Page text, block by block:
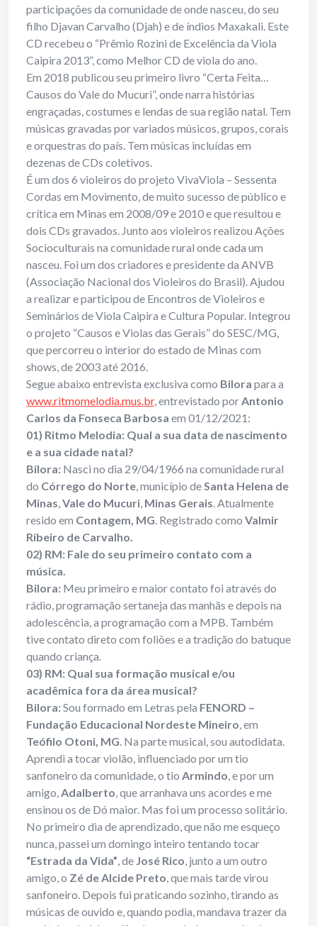
participações da comunidade de onde nasceu, do seu
filho Djavan Carvalho (Djah) e de índios Maxakali. Este
CD recebeu o “Prêmio Rozini de Excelência da Viola
Caipira 2013”, como Melhor CD de viola do ano.
Em 2018 publicou seu primeiro livro “Certa Feita…
Causos do Vale do Mucuri”, onde narra histórias
engraçadas, costumes e lendas de sua região natal. Tem
músicas gravadas por variados músicos, grupos, corais
e orquestras do país. Tem músicas incluídas em
dezenas de CDs coletivos.
É um dos 6 violeiros do projeto VivaViola – Sessenta
Cordas em Movimento, de muito sucesso de público e
crítica em Minas em 2008/09 e 2010 e que resultou e
dois CDs gravados. Junto aos violeiros realizou Ações
Socioculturais na comunidade rural onde cada um
nasceu. Foi um dos criadores e presidente da ANVB
(Associação Nacional dos Violeiros do Brasil). Ajudou
a realizar e participou de Encontros de Violeiros e
Seminários de Viola Caipira e Cultura Popular. Integrou
o projeto “Causos e Violas das Gerais” do SESC/MG,
que percorreu o interior do estado de Minas com
shows, de 2003 até 2016.
Segue abaixo entrevista exclusiva como Bilora para a
www.ritmomelodia.mus.br, entrevistado porAntonio
Carlos da Fonseca Barbosa em 01/12/2021:
01) Ritmo Melodia: Qual a sua data de nascimento
e a sua cidade natal?
Bilora: Nasci no dia 29/04/1966 na comunidade rural
do Córrego do Norte, município deSanta Helena de
Minas,Vale do Mucuri, Minas Gerais. Atualmente
resido em Contagem, MG. Registrado como Valmir
Ribeiro de Carvalho.
02) RM: Fale do seu primeiro contato com a
música.
Bilora: Meu primeiro e maior contato foi através do
rádio, programação sertaneja das manhãs e depois na
adolescência, a programação com a MPB. Também
tive contato direto com foliões e a tradição do batuque
quando criança.
03) RM: Qual sua formação musical e/ou
acadêmica fora da área musical?
Bilora:Sou formado em Letras pela FENORD –
Fundação Educacional Nordeste Mineiro, em
Teófilo Otoni, MG. Na parte musical, sou autodidata.
Aprendi a tocar violão, influenciado por um tio
sanfoneiro da comunidade, o tio Armindo, e por um
amigo,Adalberto, que arranhava uns acordes e me
ensinou os de Dó maior. Mas foi um processo solitário.
No primeiro dia de aprendizado, que não me esqueço
nunca, passei um domingo inteiro tentando tocar
“Estrada da Vida”, de José Rico, junto a um outro
amigo, o Zé de Alcide Preto, que mais tarde virou
sanfoneiro. Depois fui praticando sozinho, tirando as
músicas de ouvido e, quando podia, mandava trazer da